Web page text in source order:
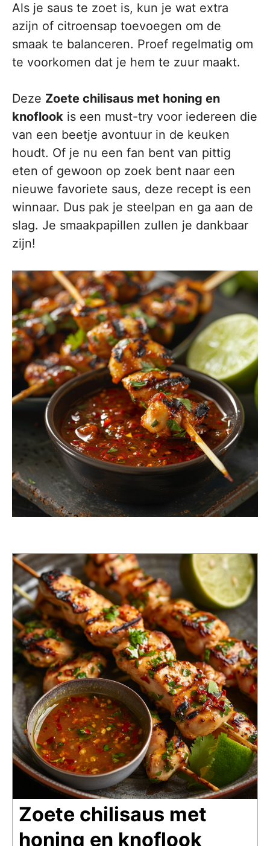
Als je saus te zoet is, kun je wat extra
azijn of citroensap toevoegen om de
smaak te balanceren. Proef regelmatig om
te voorkomen dat je hem te zuur maakt.
Deze Zoete chilisaus met honing en
knoflook is een must-try voor iedereen die
van een beetje avontuur in de keuken
houdt. Of je nu een fan bent van pittig
eten of gewoon op zoek bent naar een
nieuwe favoriete saus, deze recept is een
winnaar. Dus pak je steelpan en ga aan de
slag. Je smaakpapillen zullen je dankbaar
zijn!
Zoete chilisaus met
honing en knoflook